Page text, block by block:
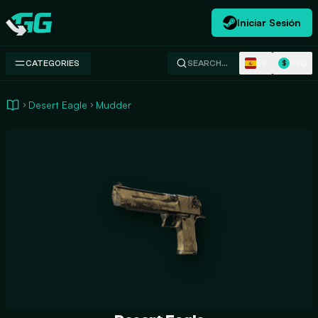
Swap.gg
Iniciar Sesión
CATEGORIES SEARCH… $
Desert Eagle Mudder